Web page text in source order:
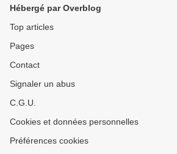
Hébergé par Overblog
Top articles
Pages
Contact
Signaler un abus
C.G.U.
Cookies et données personnelles
Préférences cookies